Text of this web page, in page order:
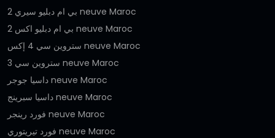
بي ام دبليو سيري 2 neuve Maroc
بي ام دبليو اكس 2 neuve Maroc
ستروين سي 4 إكس neuve Maroc
ستروين سي 3 neuve Maroc
داسيا جوجر neuve Maroc
داسيا سبرينج neuve Maroc
فورد رينجر neuve Maroc
فورد تيريتوري neuve Maroc